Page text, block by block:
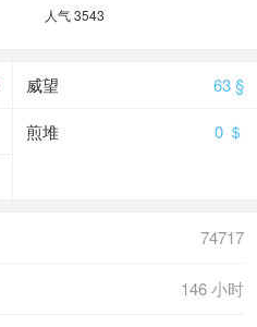
人气 3543
63 §
威望
0 ＄
煎堆
74717
146 小时